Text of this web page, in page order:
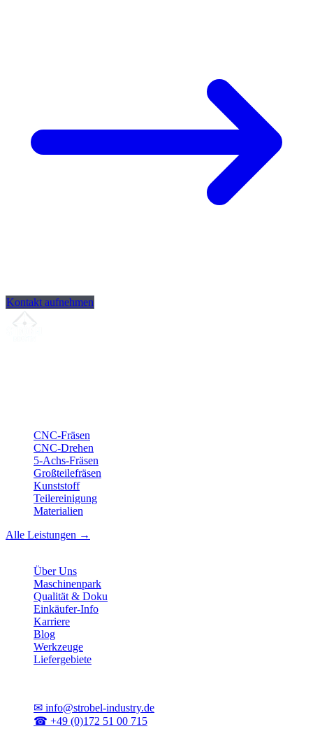
Kontakt aufnehmen
CNC-Fräsen
CNC-Drehen
5-Achs-Fräsen
Großteilefräsen
Kunststoff
Teilereinigung
Materialien
Alle Leistungen →
Über Uns
Maschinenpark
Qualität & Doku
Einkäufer-Info
Karriere
Blog
Werkzeuge
Liefergebiete
✉ info@strobel-industry.de
☎ +49 (0)172 51 00 715